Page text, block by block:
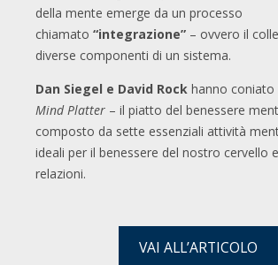
della mente emerge da un processo
chiamato “integrazione” – ovvero il
diverse componenti di un sistema.
Dan Siegel e David Rock hanno coniato
Mind Platter – il piatto del benessere
composto da sette essenziali attività
ideali per il benessere del nostro cervello
relazioni.
VAI ALL’ARTICOLO